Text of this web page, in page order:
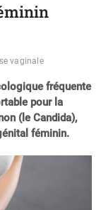
vaginale
fréquente
pour la
(le Candida),
féminin.